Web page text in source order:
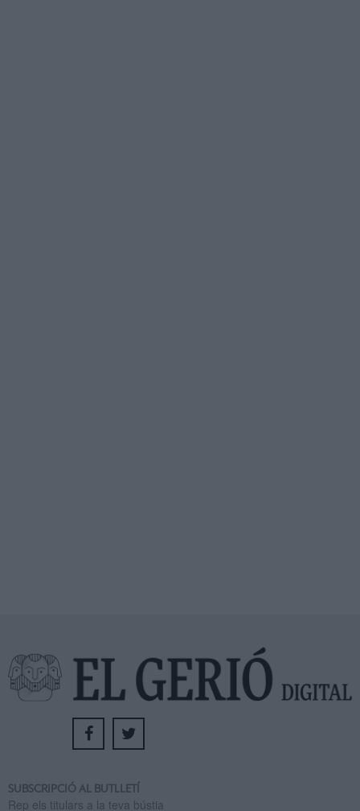
SUBSCRIPCIÓ AL BUTLLETÍ
Rep els titulars a la teva bústia